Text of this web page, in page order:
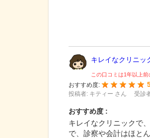
キレイなクリニッ
この口コミは1年以上
おすすめ度:
投稿者: キティー さん
受診
おすすめ度 :
キレイなクリニックで
で、診察や会計はほと